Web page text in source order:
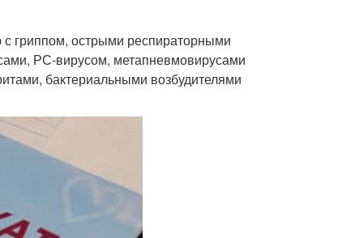
гриппом, острыми респираторными
РС-вирусом, метапневмовирусами
бактериальными возбудителями